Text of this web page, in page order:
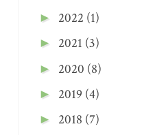
► 2022 (1)
► 2021 (3)
► 2020 (8)
► 2019 (4)
► 2018 (7)